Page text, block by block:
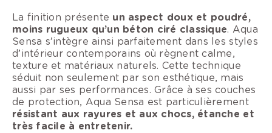
La finition présente un aspect doux et poudré,
moins rugueux qu’un béton ciré classique. Aqua
Sensa s’intègre ainsi parfaitement dans les styles
d’intérieur contemporains où règnent calme,
texture et matériaux naturels. Cette technique
séduit non seulement par son esthétique, mais
aussi par ses performances. Grâce à ses couches
de protection, Aqua Sensa est particulièrement
résistant aux rayures et aux chocs, étanche et
très facile à entretenir.